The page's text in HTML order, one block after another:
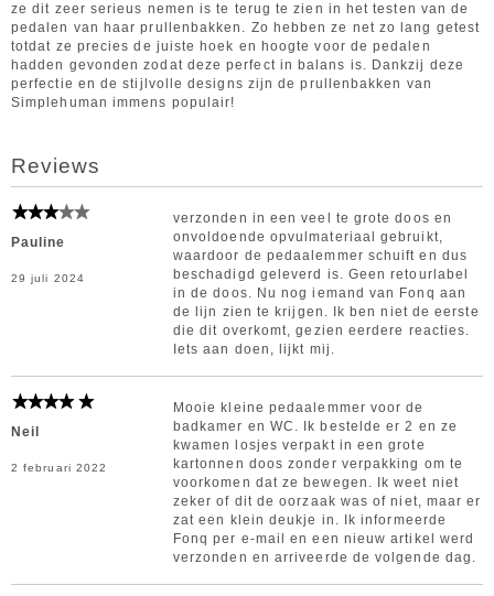
ze dit zeer serieus nemen is te terug te zien in het testen van de
pedalen van haar prullenbakken. Zo hebben ze net zo lang getest
totdat ze precies de juiste hoek en hoogte voor de pedalen
hadden gevonden zodat deze perfect in balans is. Dankzij deze
perfectie en de stijlvolle designs zijn de prullenbakken van
Simplehuman immens populair!
Reviews
Pauline
29 juli 2024
verzonden in een veel te grote doos en
onvoldoende opvulmateriaal gebruikt,
waardoor de pedaalemmer schuift en dus
beschadigd geleverd is. Geen retourlabel
in de doos. Nu nog iemand van Fonq aan
de lijn zien te krijgen. Ik ben niet de eerste
die dit overkomt, gezien eerdere reacties.
Iets aan doen, lijkt mij.
Neil
2 februari 2022
Mooie kleine pedaalemmer voor de
badkamer en WC. Ik bestelde er 2 en ze
kwamen losjes verpakt in een grote
kartonnen doos zonder verpakking om te
voorkomen dat ze bewegen. Ik weet niet
zeker of dit de oorzaak was of niet, maar er
zat een klein deukje in. Ik informeerde
Fonq per e-mail en een nieuw artikel werd
verzonden en arriveerde de volgende dag.